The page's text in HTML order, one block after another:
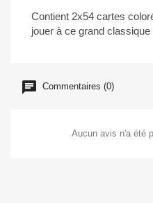
Contient 2x54 cartes
jouer à ce grand
Commentaires (0)
Aucun avis n'a été